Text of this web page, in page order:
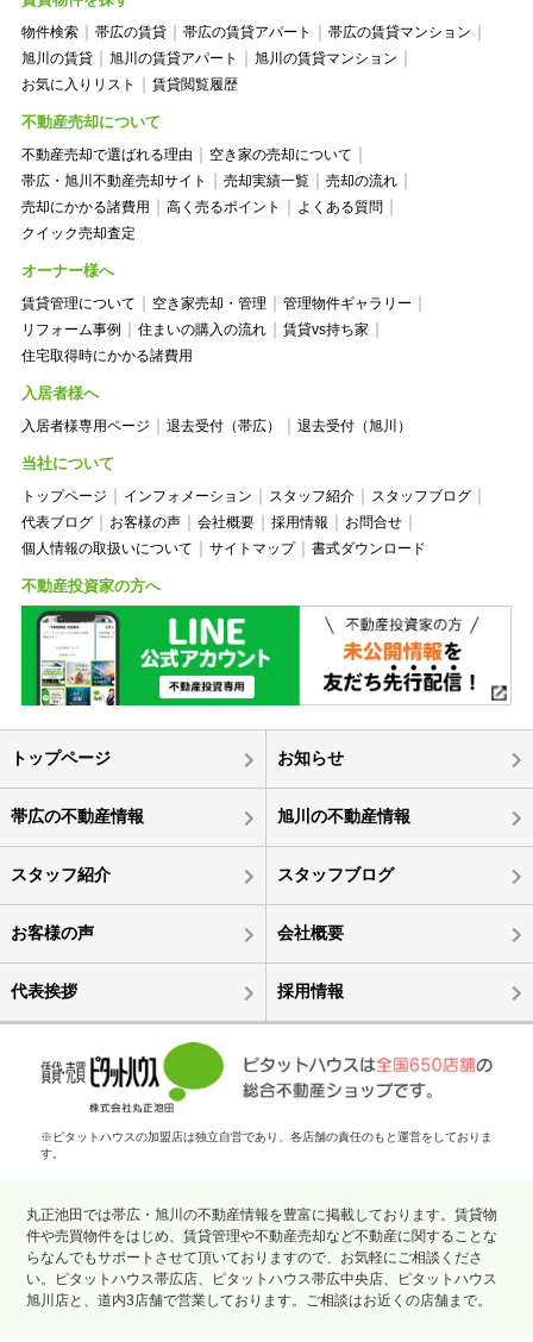
物件検索 帯広の賃貸 帯広の賃貸アパート
帯広の賃貸マンション
旭川の賃貸
旭川の賃貸アパート
旭川の賃貸マンション
お気に入りリスト
賃貸閲覧履歴
不動産売却について
不動産売却で選ばれる理由
空き家の売却について
帯広・旭川不動産売却サイト
売却実績一覧
売却の流れ
売却にかかる諸費用
高く売るポイント
よくある質問
クイック売却査定
オーナー様へ
賃貸管理について 空き家売却・管理
管理物件ギャラリー
リフォーム事例
住まいの購入の流れ
賃貸vs持ち家
住宅取得時にかかる諸費用
入居者様へ
入居者様専用ページ 退去受付（帯広） 退去受付（旭川）
当社について
トップページ インフォメーション スタッフ紹介
スタッフブログ
代表ブログ
お客様の声 会社概要 採用情報
お問合せ
個人情報の取扱いについて
サイトマップ 書式ダウンロード
不動産投資家の方へ
トップページ お知らせ
帯広の不動産情報 旭川の不動産情報
スタッフ紹介 スタッフブログ
お客様の声 会社概要
代表挨拶 採用情報
※ピタットハウスの加盟店は独立自営であり、各店舗の責任のもと運営をしておりま
す。
丸正池田では帯広・旭川の不動産情報を豊富に掲載しております。賃貸物
件や売買物件をはじめ、賃貸管理や不動産売却など不動産に関することな
らなんでもサポートさせて頂いておりますので、お気軽にご相談くださ
い。ピタットハウス帯広店、ピタットハウス帯広中央店、ピタットハウス
旭川店と、道内3店舗で営業しております。ご相談はお近くの店舗まで。